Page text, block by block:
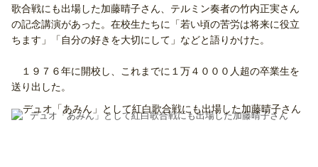
歌合戦にも出場した加藤晴子さん、テルミン奏者の竹内正実さん
の記念講演があった。在校生たちに「若い頃の苦労は将来に役立
ちます」「自分の好きを大切にして」などと語りかけた。
１９７６年に開校し、これまでに１万４０００人超の卒業生を
送り出した。
デュオ「あみん」として紅白歌合戦にも出場した加藤晴子さん